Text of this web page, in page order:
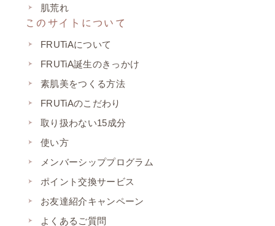
肌荒れ
このサイトについて
FRUTiAについて
FRUTiA誕生のきっかけ
素肌美をつくる方法
FRUTiAのこだわり
取り扱わない15成分
使い方
メンバーシッププログラム
ポイント交換サービス
お友達紹介キャンペーン
よくあるご質問